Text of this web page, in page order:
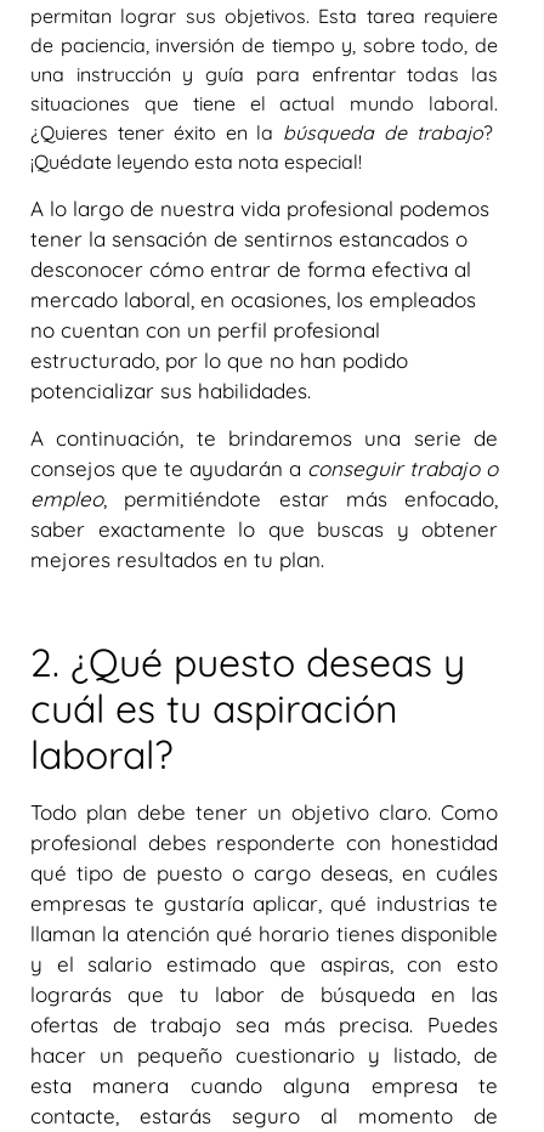
permitan lograr sus objetivos. Esta tarea requiere
de paciencia, inversión de tiempo y, sobre todo, de
una instrucción y guía para enfrentar todas las
situaciones que tiene el actual mundo laboral.
¿Quieres tener éxito en la búsqueda de trabajo?
¡Quédate leyendo esta nota especial!
A lo largo de nuestra vida profesional podemos
tener la sensación de sentirnos estancados o
desconocer cómo entrar de forma efectiva al
mercado laboral, en ocasiones, los empleados
no cuentan con un perfil profesional
estructurado, por lo que no han podido
potencializar sus habilidades.
A continuación, te brindaremos una serie de
consejos que te ayudarán a conseguir trabajo o
empleo, permitiéndote estar más enfocado,
saber exactamente lo que buscas y obtener
mejores resultados en tu plan.
2. ¿Qué puesto deseas y
cuál es tu aspiración
laboral?
Todo plan debe tener un objetivo claro. Como
profesional debes responderte con honestidad
qué tipo de puesto o cargo deseas, en cuáles
empresas te gustaría aplicar, qué industrias te
llaman la atención qué horario tienes disponible
y el salario estimado que aspiras, con esto
lograrás que tu labor de búsqueda en las
ofertas de trabajo sea más precisa. Puedes
hacer un pequeño cuestionario y listado, de
esta manera cuando alguna empresa te
contacte, estarás seguro al momento de